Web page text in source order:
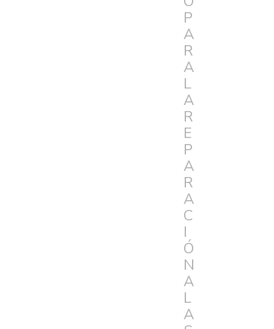
P
A
R
A
L
A
R
E
P
A
R
A
C
I
Ó
N
A
L
A